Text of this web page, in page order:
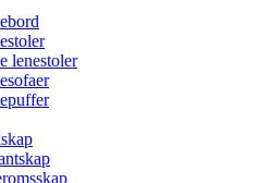
lenestoler